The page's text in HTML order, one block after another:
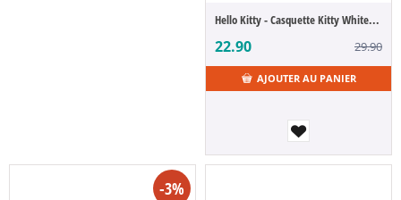
Hello Kitty - Casquette Kitty White Nœud
22.90 29.90
AJOUTER AU PANIER
-3%